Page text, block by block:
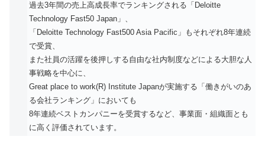
過去3年間の売上高成長率でランキングされる「Deloitte
Technology Fast50 Japan」、
「Deloitte Technology Fast500 Asia Pacific」もそれぞれ8年連続
で受賞、
また社員の活躍を後押しする自由な社内制度などによる大胆な人
事戦略を中心に、
Great place to work(R) Institute Japanが実施する「働きがいのあ
る会社ランキング」においても
8年連続ベストカンパニーを受賞するなど、事業面・組織面とも
に高く評価されています。